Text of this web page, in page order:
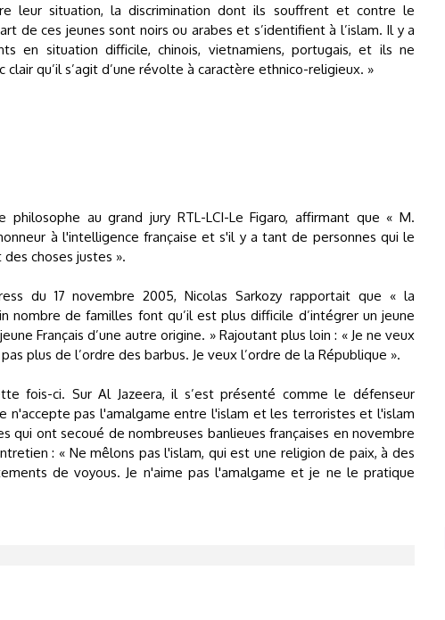
leur situation, la discrimination dont ils souffrent et contre le
de ces jeunes sont noirs ou arabes et s’identifient à l’islam. Il y a
en situation difficile, chinois, vietnamiens, portugais, et ils ne
qu’il s’agit d’une révolte à caractère ethnico-religieux. »
philosophe au grand jury RTL-LCI-Le Figaro, affirmant que « M.
à l'intelligence française et s'il y a tant de personnes qui le
choses justes ».
du 17 novembre 2005, Nicolas Sarkozy rapportait que « la
nombre de familles font qu’il est plus difficile d’intégrer un jeune
Français d’une autre origine. » Rajoutant plus loin : « Je ne veux
plus de l’ordre des barbus. Je veux l’ordre de la République ».
fois-ci. Sur Al Jazeera, il s’est présenté comme le défenseur
n'accepte pas l'amalgame entre l'islam et les terroristes et l'islam
qui ont secoué de nombreuses banlieues françaises en novembre
: « Ne mêlons pas l'islam, qui est une religion de paix, à des
de voyous. Je n'aime pas l'amalgame et je ne le pratique